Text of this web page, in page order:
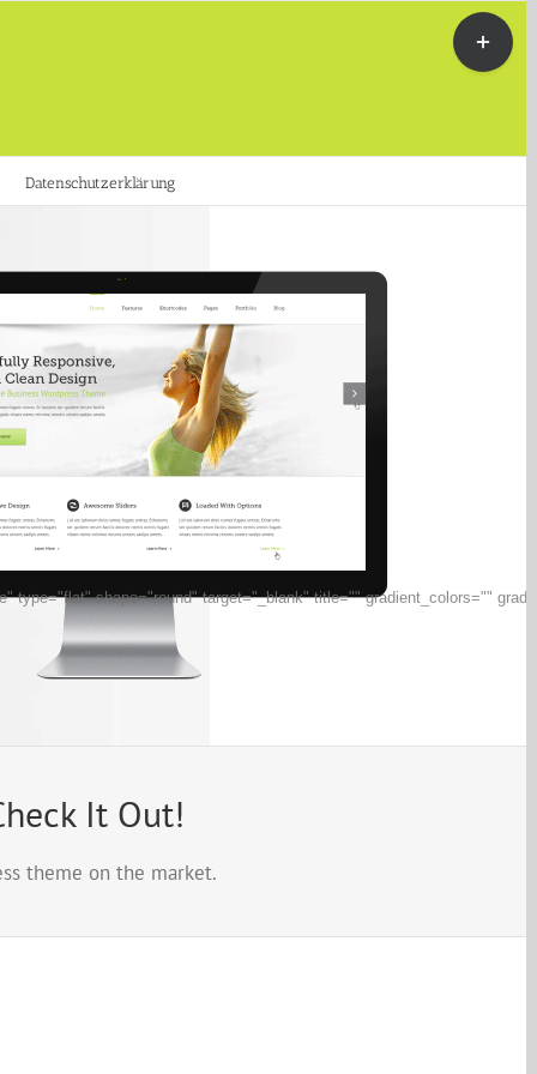
Datenschutzerklärung
It Out!
theme on the market.
Toggle
Sliding
Bar